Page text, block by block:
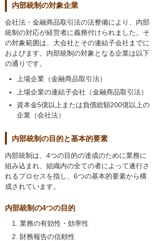
内部統制の対象企業
会社法・金融商品取引法の法整備により、内部
統制の対応が経営者に義務付けられました。そ
の対象範囲は、大会社とその連結子会社までに
およびます。内部統制の対象となる企業は以下
の通りです。
上場企業（金融商品取引法）
上場企業の連結子会社（金融商品取引法）
資本金5億以上または負債総額200億以上の
企業（会社法）
内部統制の目的と基本的要素
内部統制は、4つの目的の達成のために業務に
組み込まれ、組織内の全ての者によって遂行さ
れるプロセスを指し、6つの基本的要素から構
成されています。
内部統制の4つの目的
業務の有効性・効率性
財務報告の信頼性